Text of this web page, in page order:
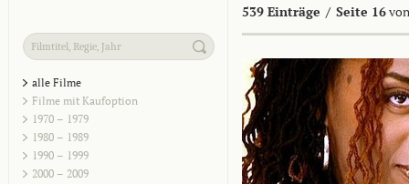
539 Einträge / Seite 16
alle Filme
Filme mit Kaufoption
1970 – 1979
1980 – 1989
1990 – 1999
2000 – 2009